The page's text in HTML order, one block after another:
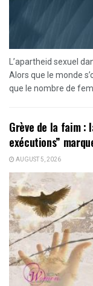
L’apartheid sexuel
Alors que le monde
que le nombre de
Grève de la faim :
exécutions”
AUGUST 5, 2026